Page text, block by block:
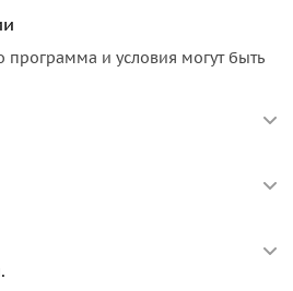
программа и условия могут быть